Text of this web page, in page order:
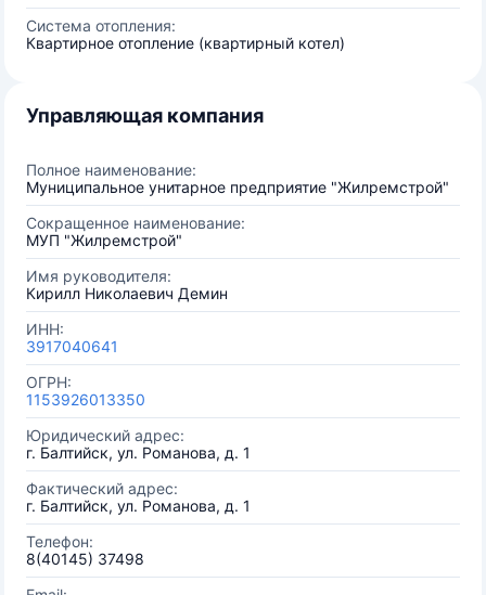
Система отопления:
Квартирное отопление (квартирный котел)
Управляющая компания
Полное наименование:
Муниципальное унитарное предприятие "Жилремстрой"
Сокращенное наименование:
МУП "Жилремстрой"
Имя руководителя:
Кирилл Николаевич Демин
ИНН:
3917040641
ОГРН:
1153926013350
Юридический адрес:
г. Балтийск, ул. Романова, д. 1
Фактический адрес:
г. Балтийск, ул. Романова, д. 1
Телефон:
8(40145) 37498